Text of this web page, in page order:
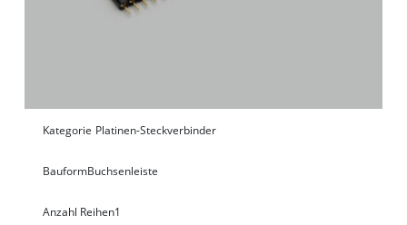
Kategorie Platinen-Steckverbinder
BauformBuchsenleiste
Anzahl Reihen1